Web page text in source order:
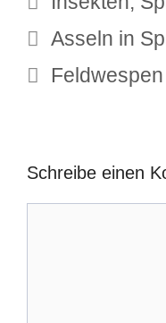
Asseln in
Schreibe einen